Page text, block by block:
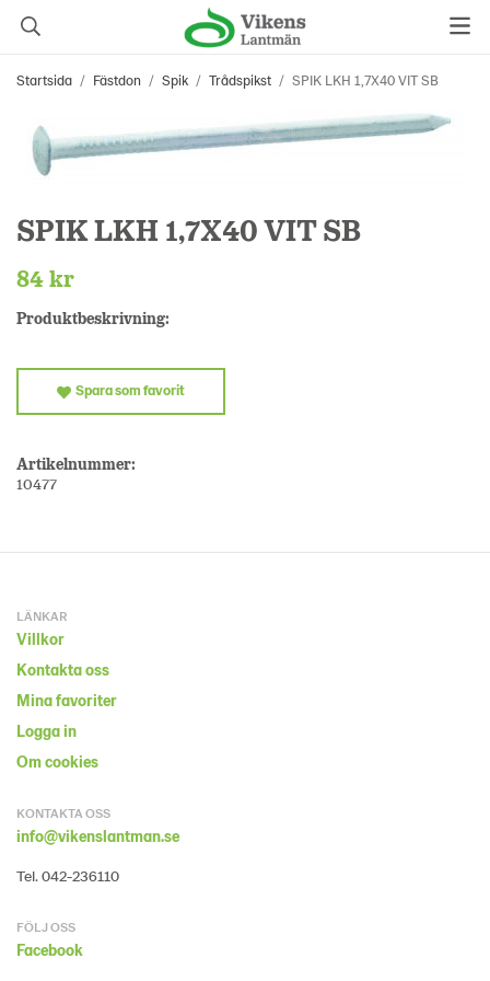
Startsida / Fästdon / Spik / Trådspikst / SPIK LKH 1,7X40 VIT SB
SPIK LKH 1,7X40 VIT SB
84 kr
Produktbeskrivning:
Spara som favorit
Artikelnummer:
10477
LÄNKAR
Villkor
Kontakta oss
Mina favoriter
Logga in
Om cookies
KONTAKTA OSS
info@vikenslantman.se
Tel. 042-236110
FÖLJ OSS
Facebook